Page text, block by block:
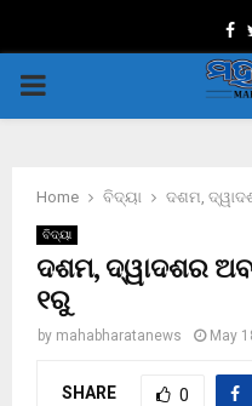
PRIMARY
Home ବିଦ୍ୟା ଦଶମ,
ବିଦ୍ୟା
ଦଶମ, ଦ୍ୱାଦଶର
୧ରୁ
by mahabharatanews May
SHARE 0